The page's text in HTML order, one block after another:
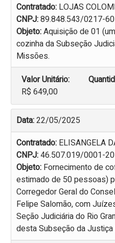
Contratado: LOJAS
CNPJ:89.848.543/0217-60
Objeto:Aquisição de 01
cozinha da Subseção
Missões.
Valor Unitário:
R$ 649,00
Data:22/05/2025
Contratado: ELISANGELA
CNPJ:46.507.019/0001-20
Objeto: Fornecimento de
estimado de 50 pessoas)
Corregedor Geral do
Felipe Salomão, com
Seção Judiciária do Rio
desta Subseção da